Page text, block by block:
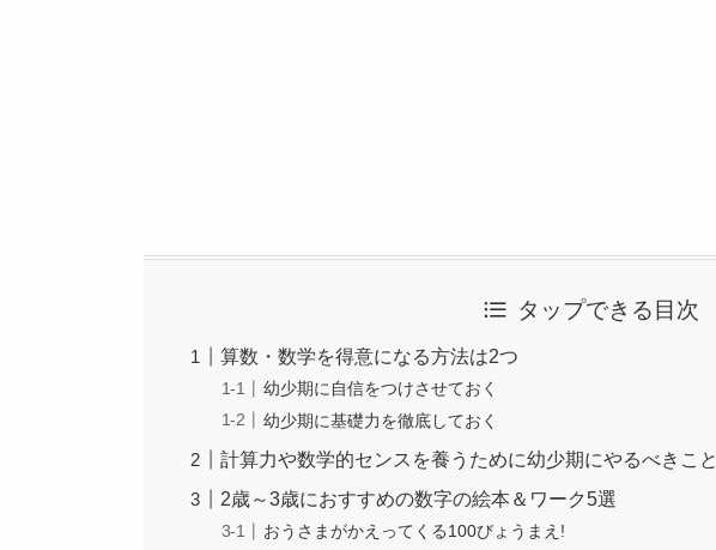
タップできる目次
算数・数学を得意になる方法は2つ
幼少期に自信をつけさせておく
幼少期に基礎力を徹底しておく
計算力や数学的センスを養うために幼少期にやるべきこと
2歳～3歳におすすめの数字の絵本＆ワーク5選
おうさまがかえってくる100びょうまえ!